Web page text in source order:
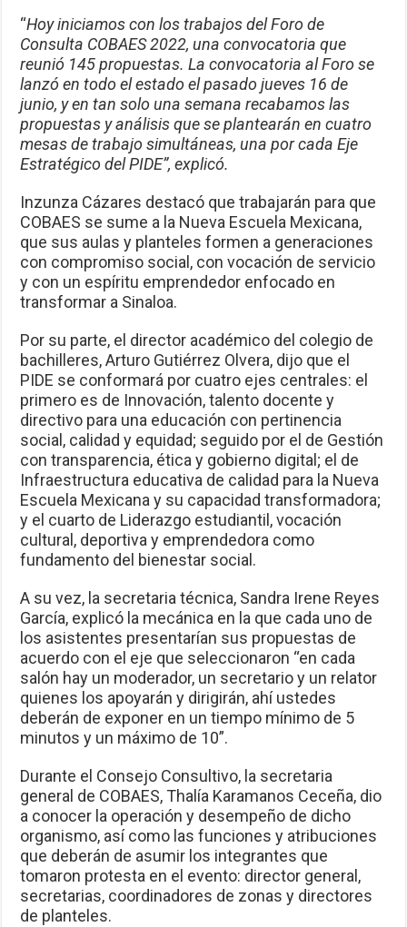
“Hoy iniciamos con los trabajos del Foro de
Consulta COBAES 2022, una convocatoria que
reunió 145 propuestas. La convocatoria al Foro se
lanzó en todo el estado el pasado jueves 16 de
junio, y en tan solo una semana recabamos las
propuestas y análisis que se plantearán en cuatro
mesas de trabajo simultáneas, una por cada Eje
Estratégico del PIDE”, explicó.
Inzunza Cázares destacó que trabajarán para que
COBAES se sume a la Nueva Escuela Mexicana,
que sus aulas y planteles formen a generaciones
con compromiso social, con vocación de servicio
y con un espíritu emprendedor enfocado en
transformar a Sinaloa.
Por su parte, el director académico del colegio de
bachilleres, Arturo Gutiérrez Olvera, dijo que el
PIDE se conformará por cuatro ejes centrales: el
primero es de Innovación, talento docente y
directivo para una educación con pertinencia
social, calidad y equidad; seguido por el de Gestión
con transparencia, ética y gobierno digital; el de
Infraestructura educativa de calidad para la Nueva
Escuela Mexicana y su capacidad transformadora;
y el cuarto de Liderazgo estudiantil, vocación
cultural, deportiva y emprendedora como
fundamento del bienestar social.
A su vez, la secretaria técnica, Sandra Irene Reyes
García, explicó la mecánica en la que cada uno de
los asistentes presentarían sus propuestas de
acuerdo con el eje que seleccionaron “en cada
salón hay un moderador, un secretario y un relator
quienes los apoyarán y dirigirán, ahí ustedes
deberán de exponer en un tiempo mínimo de 5
minutos y un máximo de 10”.
Durante el Consejo Consultivo, la secretaria
general de COBAES, Thalía Karamanos Ceceña, dio
a conocer la operación y desempeño de dicho
organismo, así como las funciones y atribuciones
que deberán de asumir los integrantes que
tomaron protesta en el evento: director general,
secretarias, coordinadores de zonas y directores
de planteles.